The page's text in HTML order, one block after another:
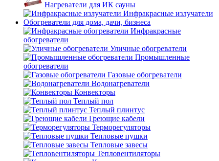
Нагреватели для ИК сауны
Инфракрасные излучатели
Обогреватели для дома, дачи, бизнеса
Инфракрасные
обогреватели
Уличные обогреватели
Промышленные
обогреватели
Газовые обогреватели
Водонагреватели
Конвекторы
Теплый пол
Теплый плинтус
Греющие кабели
Терморегуляторы
Тепловые пушки
Тепловые завесы
Тепловентиляторы